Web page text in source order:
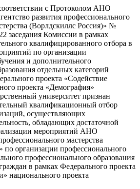
с Протоколом АНО
развития профессионального
(Ворлдскиллс Россия)» №
заседания Комиссии в рамках
квалифицированного отбора в
по организации
и дополнительного
отдельных категорий
проекта «Содействие
проекта «Демография»
университет признан
квалификационный отбор
осуществляющих
обладающих достаточной
мероприятий АНО
мастерства
по организации профессионального
профессионального образования
в рамках Федерального проекта
национального проекта